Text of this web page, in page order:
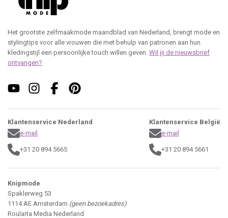
Het grootste zelfmaakmode maandblad van Nederland, brengt mode en
stylingtips voor alle vrouwen die met behulp van patronen aan hun
kledingstijl een persoonlijke touch willen geven. Wil jij de nieuwsbrief
ontvangen?
Klantenservice Nederland
e-mail
+31 20 894 5665
Klantenservice België
e-mail
+31 20 894 5661
Knipmode
Spaklerweg 53
1114 AE Amsterdam (geen bezoekadres)
Roularta Media Nederland